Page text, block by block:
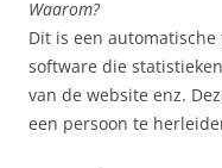
Waarom?
Dit is een
software die
van de website enz.
een persoon te